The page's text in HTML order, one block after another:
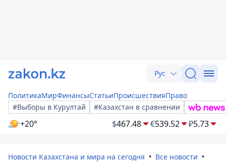
Рус
ПолитикаМирФинансыСтатьиПроисшествияПраво
#Выборы в Курултай
#Казахстан в сравнении
+20° $467.48 €539.52 ₽5.73
Новости Казахстана и мира на сегодня
Все новости